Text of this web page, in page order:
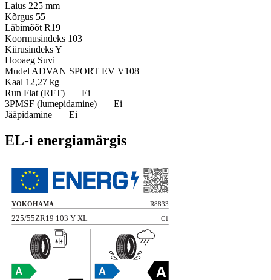
Laius 225 mm
Kõrgus 55
Läbimõõt R19
Koormusindeks 103
KiirusindeksY
Hooaeg Suvi
Mudel ADVAN SPORT EV V108
Kaal 12,27 kg
Run Flat (RFT)
Ei
3PMSF (lumepidamine)
Ei
Jääpidamine
Ei
EL-i energiamärgis